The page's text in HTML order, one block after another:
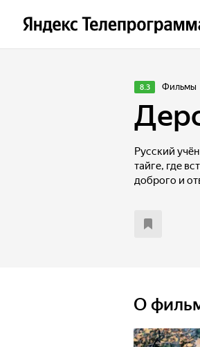
8.3 Фильмы
Русский
тайге, где
доброго и
О